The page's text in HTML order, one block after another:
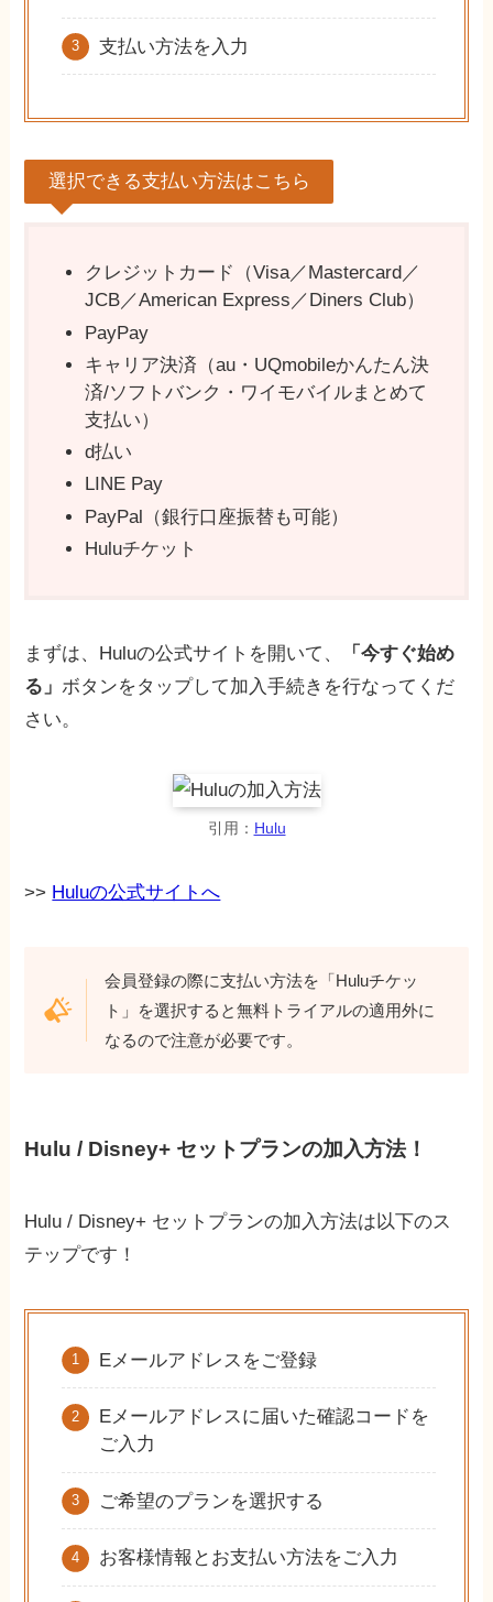
支払い方法を入力
選択できる支払い方法はこちら
クレジットカード（Visa／Mastercard／
JCB／American Express／Diners Club）
PayPay
キャリア決済（au・UQmobileかんたん決
済/ソフトバンク・ワイモバイルまとめて
支払い）
d払い
LINE Pay
PayPal（銀行口座振替も可能）
Huluチケット
まずは、Huluの公式サイトを開いて、
「今すぐ始め
る」ボタンをタップして加入手続きを行なってくだ
さい。
引用： Hulu
>> Huluの公式サイトへ
会員登録の際に支払い方法を「Huluチケッ
ト」を選択すると無料トライアルの適用外に
なるので注意が必要です。
Hulu / Disney+ セットプランの加入方法！
Hulu / Disney+ セットプランの加入方法は以下のス
テップです！
Eメールアドレスをご登録
Eメールアドレスに届いた確認コードを
ご入力
ご希望のプランを選択する
お客様情報とお支払い方法をご入力